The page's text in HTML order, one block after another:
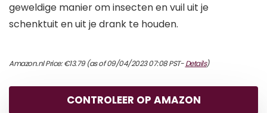
geweldige manier om insecten en vuil uit je
schenktuit en uit je drank te houden.
Amazon.nl Price:€13.79(as of 09/04/2023 07:08 PST-Details)
CONTROLEER OP AMAZON